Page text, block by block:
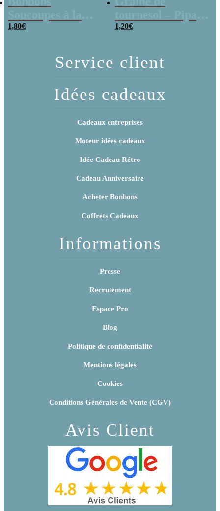
poudre (x20)
1,80€
x 3
1,20€
Service client
Idées cadeaux
Cadeaux entreprises
Moteur idées cadeaux
Idée Cadeau Rétro
Cadeau Anniversaire
Acheter Bonbons
Coffrets Cadeaux
Informations
Presse
Recrutement
Espace Pro
Blog
Politique de confidentialité
Mentions légales
Cookies
Conditions Générales de Vente (CGV)
Avis Client